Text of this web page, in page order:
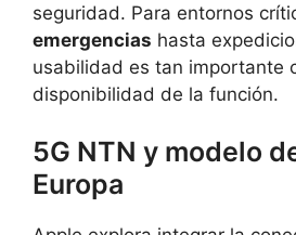
seguridad. Para entornos
emergencias hasta
usabilidad es tan importante
disponibilidad de la función.
5G NTN y modelo
Europa